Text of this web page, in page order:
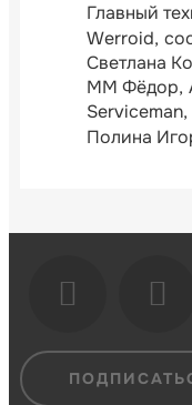
Главный
Werroid
Светлана
ММ Фёдор
Serviceman
Полина